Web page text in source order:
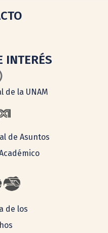
INTERÉS
de la UNAM
de Asuntos
de los